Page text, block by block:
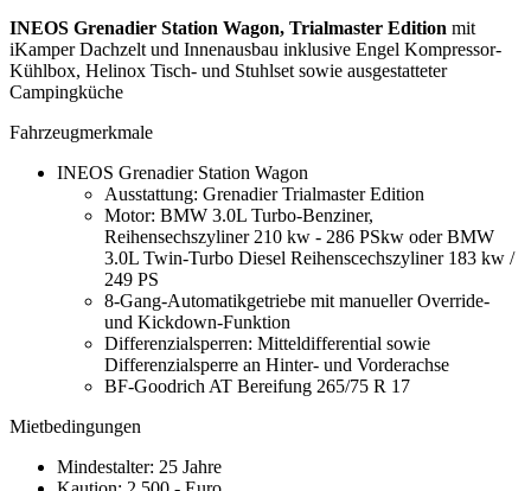
INEOS Grenadier Station Wagon, Trialmaster Edition mit
iKamper Dachzelt und Innenausbau inklusive Engel Kompressor-
Kühlbox, Helinox Tisch- und Stuhlset sowie ausgestatteter
Campingküche
Fahrzeugmerkmale
INEOS Grenadier Station Wagon
Ausstattung: Grenadier Trialmaster Edition
Motor: BMW 3.0L Turbo-Benziner,
Reihensechszyliner 210 kw - 286 PSkw oder BMW
3.0L Twin-Turbo Diesel Reihenscechszyliner 183 kw /
249 PS
8-Gang-Automatikgetriebe mit manueller Override-
und Kickdown-Funktion
Differenzialsperren: Mitteldifferential sowie
Differenzialsperre an Hinter- und Vorderachse
BF-Goodrich AT Bereifung 265/75 R 17
Mietbedingungen
Mindestalter: 25 Jahre